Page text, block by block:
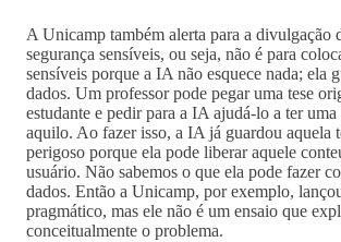
A Unicamp também alerta para a divulgação
segurança sensíveis, ou seja, não é para
sensíveis porque a IA não esquece nada; ela
dados. Um professor pode pegar uma tese
estudante e pedir para a IA ajudá-lo a ter
aquilo. Ao fazer isso, a IA já guardou aquela
perigoso porque ela pode liberar aquele
usuário. Não sabemos o que ela pode fazer
dados. Então a Unicamp, por exemplo,
pragmático, mas ele não é um ensaio que
conceitualmente o problema.